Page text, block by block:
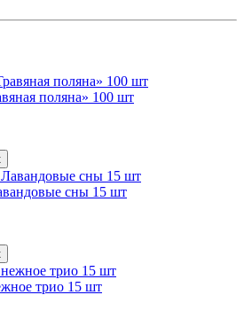
поляна» 100 шт
сны 15 шт
трио 15 шт